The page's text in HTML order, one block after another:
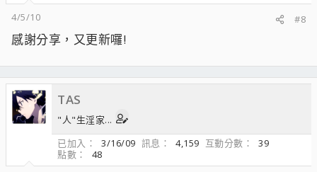
4/5/10 #8
感謝分享，又更新囉!
TAS
"人"生淫家...
已加入
3/16/09 訊息 4,159 互動分數
39
點數
48